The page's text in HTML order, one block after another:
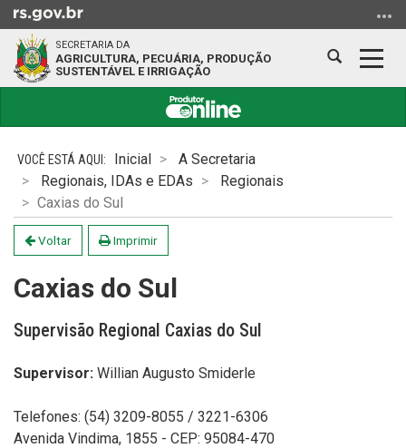
para
conteúdo
menu
para
busca
SECRETARIA DA
AGRICULTURA, PECUÁRIA, PRODUÇÃO
SUSTENTÁVEL E IRRIGAÇÃO
Abrir
conteúdo
Inicial
A Secretaria
Regionais, IDAs e EDAs
Regionais
Caxias do Sul
Voltar Imprimir
Caxias do Sul
Supervisão Regional Caxias do Sul
Supervisor: Willian Augusto Smiderle
Telefones: (54) 3209-8055 / 3221-6306
Avenida Vindima, 1855 - CEP: 95084-470